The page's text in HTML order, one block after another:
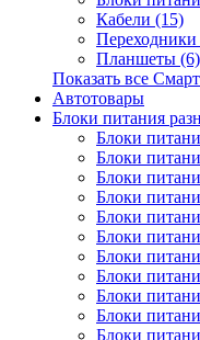
Кабели (15)
Переходники
Планшеты (6)
Показать все
Автотовары
Блоки питания
Блоки
Блоки
Блоки
Блоки
Блоки
Блоки
Блоки
Блоки
Блоки
Блоки
Блоки